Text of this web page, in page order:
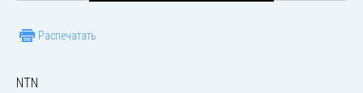
Распечатать
NTN